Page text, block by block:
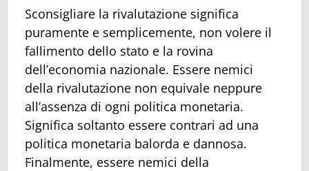
Sconsigliare la rivalutazione significa
puramente e semplicemente, non volere il
fallimento dello stato e la rovina
dell’economia nazionale. Essere nemici
della rivalutazione non equivale neppure
all’assenza di ogni politica monetaria.
Significa soltanto essere contrari ad una
politica monetaria balorda e dannosa.
Finalmente, essere nemici della